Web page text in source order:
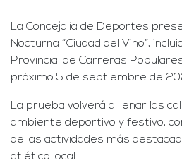
La Concejalía de Deportes
Nocturna “Ciudad del Vino”,
Provincial de Carreras
próximo 5 de septiembre de
La prueba volverá a llenar las
ambiente deportivo y festivo,
de las actividades más
atlético local.